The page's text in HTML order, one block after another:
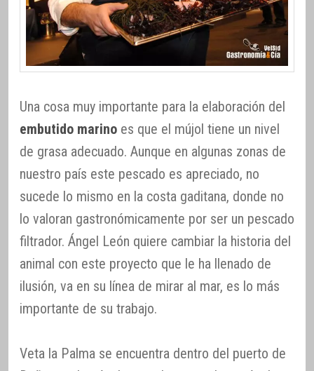
Una cosa muy importante para la elaboración del
embutido marino es que el mújol tiene un nivel
de grasa adecuado. Aunque en algunas zonas de
nuestro país este pescado es apreciado, no
sucede lo mismo en la costa gaditana, donde no
lo valoran gastronómicamente por ser un pescado
filtrador. Ángel León quiere cambiar la historia del
animal con este proyecto que le ha llenado de
ilusión, va en su línea de mirar al mar, es lo más
importante de su trabajo.
Veta la Palma se encuentra dentro del puerto de